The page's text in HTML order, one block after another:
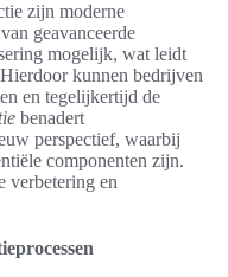
zijn moderne
geavanceerde
mogelijk, wat leidt
kunnen bedrijven
en tegelijkertijd de
benadert
perspectief, waarbij
componenten zijn.
verbetering en